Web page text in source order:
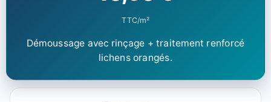
TTC/m²
Démoussage avec rinçage + traitement renforcé
lichens orangés.